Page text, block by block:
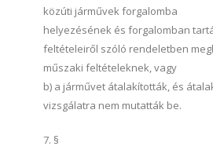
közúti járművek forgalomba
helyezésének és forgalomban
feltételeiről szóló rendeletben
műszaki feltételeknek, vagy
b) a járművet átalakították, és
vizsgálatra nem mutatták be.
7. §